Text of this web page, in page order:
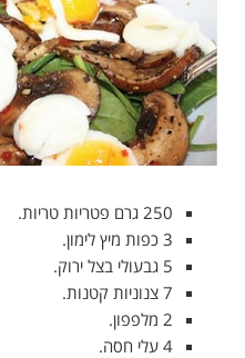
250 גרם פטריות טריות.
3 כפות מיץ לימון.
5 גבעולי בצל ירוק.
7 צנוניות קטנות.
2 מלפפון.
4 עלי חסה.